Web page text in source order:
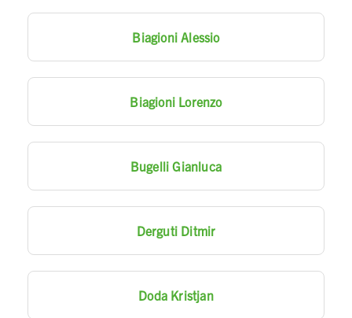
Biagioni Alessio
Biagioni Lorenzo
Bugelli Gianluca
Derguti Ditmir
Doda Kristjan